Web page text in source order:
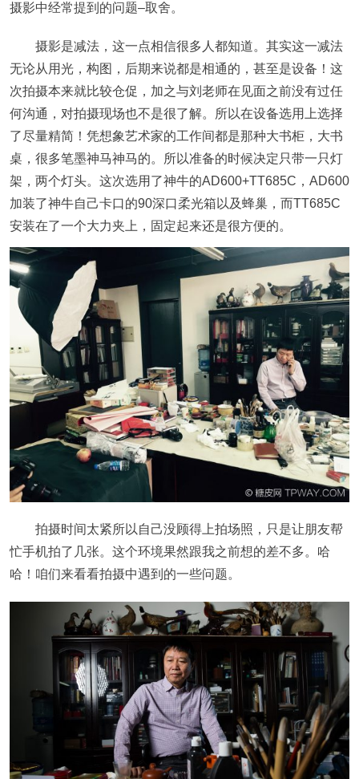
摄影中经常提到的问题–取舍。
摄影是减法，这一点相信很多人都知道。其实这一减法
无论从用光，构图，后期来说都是相通的，甚至是设备！这
次拍摄本来就比较仓促，加之与刘老师在见面之前没有过任
何沟通，对拍摄现场也不是很了解。所以在设备选用上选择
了尽量精简！凭想象艺术家的工作间都是那种大书柜，大书
桌，很多笔墨神马神马的。所以准备的时候决定只带一只灯
架，两个灯头。这次选用了神牛的AD600+TT685C，AD600
加装了神牛自己卡口的90深口柔光箱以及蜂巢，而TT685C
安装在了一个大力夹上，固定起来还是很方便的。
拍摄时间太紧所以自己没顾得上拍场照，只是让朋友帮
忙手机拍了几张。这个环境果然跟我之前想的差不多。哈
哈！咱们来看看拍摄中遇到的一些问题。